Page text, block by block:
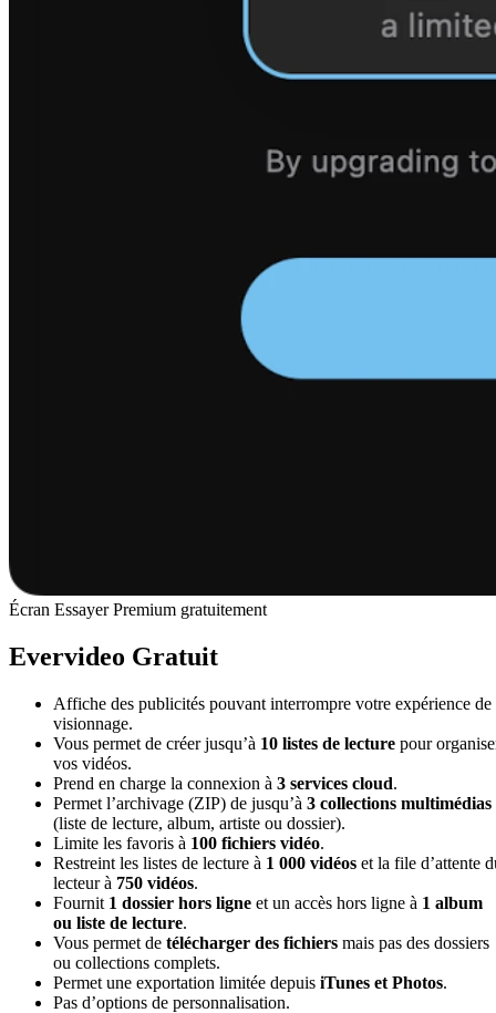
Écran Essayer Premium gratuitement
Evervideo Gratuit
Affiche des publicités pouvant interrompre votre expérience de
visionnage.
Vous permet de créer jusqu’à 10 listes de lecture pour
vos vidéos.
Prend en charge la connexion à 3 services cloud.
Permet l’archivage (ZIP) de jusqu’à 3 collections multimédias
(liste de lecture, album, artiste ou dossier).
Limite les favoris à 100 fichiers vidéo.
Restreint les listes de lecture à 1 000 vidéos et la file d’attente
lecteur à 750 vidéos.
Fournit 1 dossier hors ligne et un accès hors ligne à 1 album
ou liste de lecture.
Vous permet de télécharger des fichiers mais pas des dossiers
ou collections complets.
Permet une exportation limitée depuis iTunes et Photos.
Pas d’options de personnalisation.